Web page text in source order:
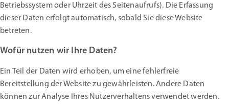
Betriebssystem oder Uhrzeit des Seitenaufrufs). Die Erfassung
dieser Daten erfolgt automatisch, sobald Sie diese Website
betreten.
Wofür nutzen wir Ihre Daten?
Ein Teil der Daten wird erhoben, um eine fehlerfreie
Bereitstellung der Website zu gewährleisten. Andere Daten
können zur Analyse Ihres Nutzerverhaltens verwendet werden.